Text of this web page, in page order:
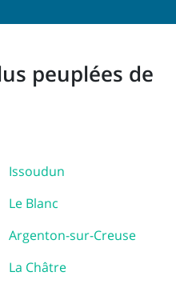
peuplées de
Issoudun
Le Blanc
Argenton-sur-Creuse
La Châtre